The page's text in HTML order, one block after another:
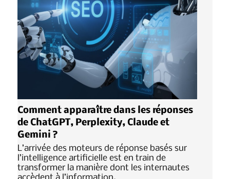
Comment apparaître dans les réponses
de ChatGPT, Perplexity, Claude et
Gemini ?
L’arrivée des moteurs de réponse basés sur
l’intelligence artificielle est en train de
transformer la manière dont les internautes